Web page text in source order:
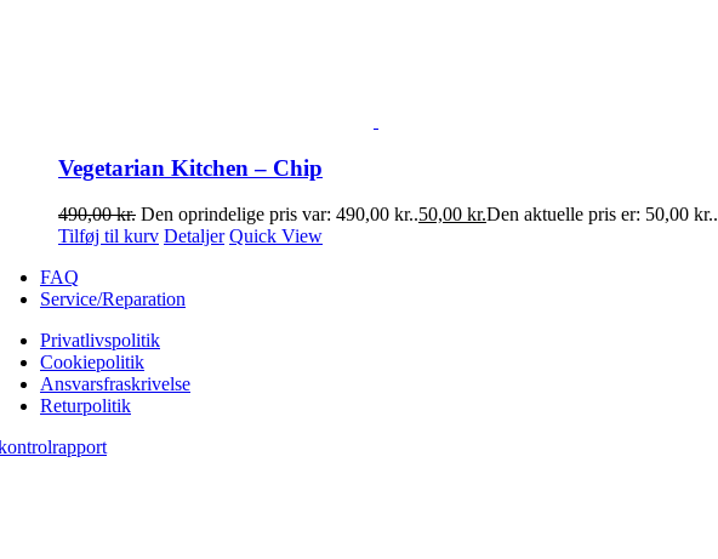
Vegetarian Kitchen – Chip
490,00kr. Den oprindelige pris var: 490,00 kr..50,00 kr.Den aktuelle pris er: 50,00 kr..
Tilføj til kurv Detaljer Quick View
FAQ
Service/Reparation
Privatlivspolitik
Cookiepolitik
Ansvarsfraskrivelse
Returpolitik